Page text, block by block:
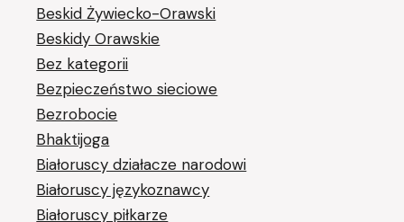
Beskid Żywiecko-Orawski
Beskidy Orawskie
Bez kategorii
Bezpieczeństwo sieciowe
Bezrobocie
Bhaktijoga
Białoruscy działacze narodowi
Białoruscy językoznawcy
Białoruscy piłkarze